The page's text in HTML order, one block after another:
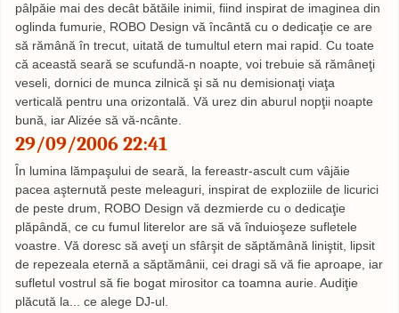
pâlpăie mai des decât bătăile inimii, fiind inspirat de imaginea din
oglinda fumurie, ROBO Design vă încântă cu o dedicaţie ce are
să rămână în trecut, uitată de tumultul etern mai rapid. Cu toate
că această seară se scufundă-n noapte, voi trebuie să rămâneţi
veseli, dornici de munca zilnică şi să nu demisionaţi viaţa
verticală pentru una orizontală. Vă urez din aburul nopţii noapte
bună, iar Alizée să vă-ncânte.
29/09/2006 22:41
În lumina lămpaşului de seară, la fereastr-ascult cum vâjăie
pacea aşternută peste meleaguri, inspirat de exploziile de licurici
de peste drum, ROBO Design vă dezmierde cu o dedicaţie
plăpândă, ce cu fumul literelor are să vă înduioşeze sufletele
voastre. Vă doresc să aveţi un sfârşit de săptămână liniştit, lipsit
de repezeala eternă a săptămânii, cei dragi să vă fie aproape, iar
sufletul vostrul să fie bogat mirositor ca toamna aurie. Audiţie
plăcută la... ce alege DJ-ul.